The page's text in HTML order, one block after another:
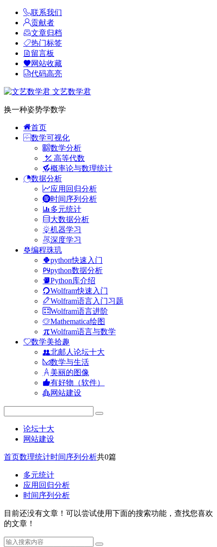
联系我们
贡献者
文章归档
热门标签
留言板
网站收藏
代码高亮
文艺数学君
换一种姿势学数学
首页
数学可视化
数学分析
高等代数
概率论与数理统计
数据分析
应用回归分析
时间序列分析
多元统计
大数据分析
机器学习
深度学习
编程珠玑
python快速入门
python数据分析
Python库介绍
Wolfram快速入门
Wolfram语言入门习题
Wolfram语言进阶
Mathematica绘图
Wolfram语言与数学
数学美拾趣
北邮人论坛十大
数学与生活
美丽的图像
有好物（软件）
网站建设
论坛十大
网站建设
首页数理统计时间序列分析共0篇
多元统计
应用回归分析
时间序列分析
目前还没有文章！可以尝试使用下面的搜索功能，查找您喜欢
的文章！